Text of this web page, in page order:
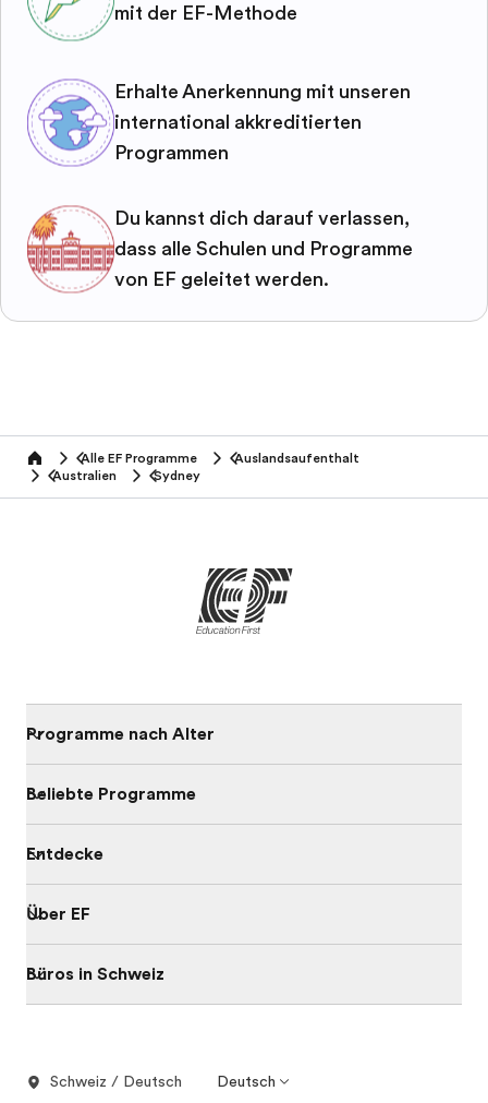
mit der EF-Methode
Erhalte Anerkennung mit unseren
international akkreditierten
Programmen
Du kannst dich darauf verlassen,
dass alle Schulen und Programme
von EF geleitet werden.
home Alle EF Programme
Auslandsaufenthalt
Australien
Sydney
Programme nach Alter
Beliebte Programme
Entdecke
Über EF
Büros in Schweiz
Schweiz / Deutsch Deutsch